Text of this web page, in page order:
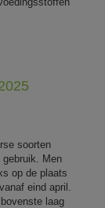
soorten
gebruik. Men
op de plaats
eind april.
laag